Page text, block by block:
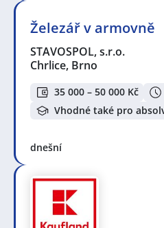
Železář v armovně
STAVOSPOL, s.r.o.
Chrlice, Brno
35 000 – 50 000 Kč
Vhodné také pro
dnešní